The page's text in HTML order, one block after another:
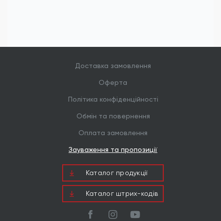
Доставка замовлення
Оферта
Політика конфіденційності
Обмін та повернення
Оплата замовлення
Зауваження та пропозиції
Каталог продукцiї
Каталог штрих-кодів